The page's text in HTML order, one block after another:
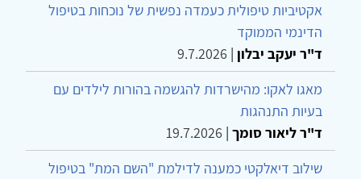
אקטיביות טיפולית כעמדה נפשית של נוכחות בטיפול
הדינמי הממוקד
ד"ר יעקב יבלון |
9.7.2026
מאגו לאקו: מהישרדות להגשמה בהורות לילדים עם
בעיות התנהגות
ד"ר ליאור סומך |
19.7.2026
שילוב דיאלקטי כמענה לדילמת "השם המת" בטיפול